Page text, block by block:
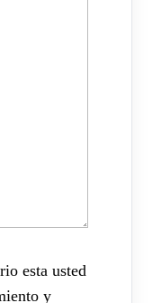
esta usted
y